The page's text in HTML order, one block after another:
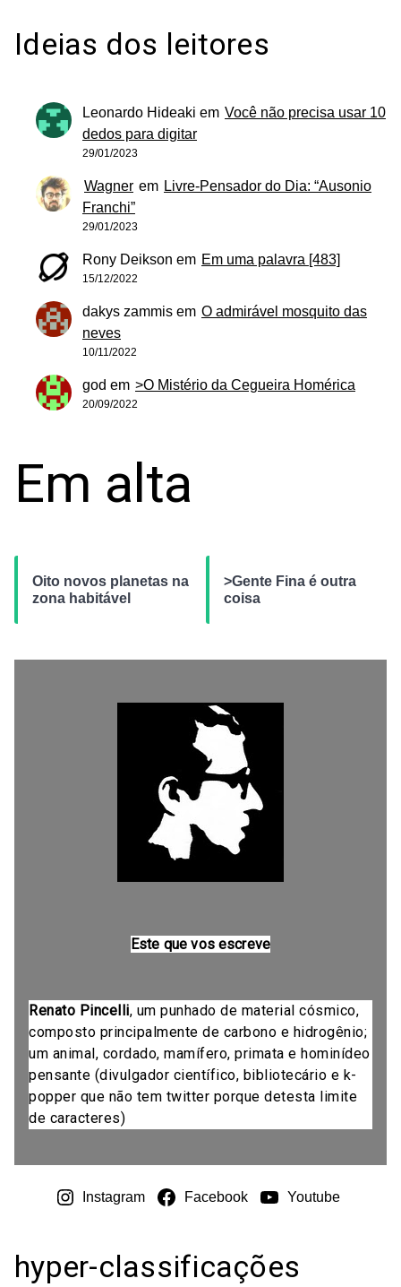
Ideias dos leitores
Leonardo Hideaki em Você não precisa usar 10
dedos para digitar
29/01/2023
Wagner em Livre-Pensador do Dia: “Ausonio
Franchi”
29/01/2023
Rony Deikson em Em uma palavra [483]
15/12/2022
dakys zammis em O admirável mosquito das
neves
10/11/2022
god em >O Mistério da Cegueira Homérica
20/09/2022
Em alta
Oito novos planetas na
zona habitável
>Gente Fina é outra
coisa
Este que vos escreve
Renato Pincelli, um punhado de material cósmico,
composto principalmente de carbono e hidrogênio;
um animal, cordado, mamífero, primata e hominídeo
pensante (divulgador científico, bibliotecário e k-
popper que não tem twitter porque detesta limite
de caracteres)
Instagram Facebook Youtube
hyper-classificações